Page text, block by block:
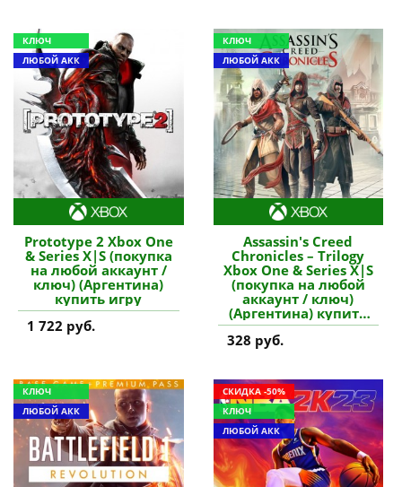
КЛЮЧ
ЛЮБОЙ АКК
Prototype 2 Xbox One
& Series X|S (покупка
на любой аккаунт /
ключ) (Аргентина)
купить игру
1 722 руб.
КЛЮЧ
ЛЮБОЙ АКК
Assassin's Creed
Chronicles – Trilogy
Xbox One & Series X|S
(покупка на любой
аккаунт / ключ)
(Аргентина) купить
игру
328 руб.
КЛЮЧ
ЛЮБОЙ АКК
СКИДКА -50%
КЛЮЧ
ЛЮБОЙ АКК